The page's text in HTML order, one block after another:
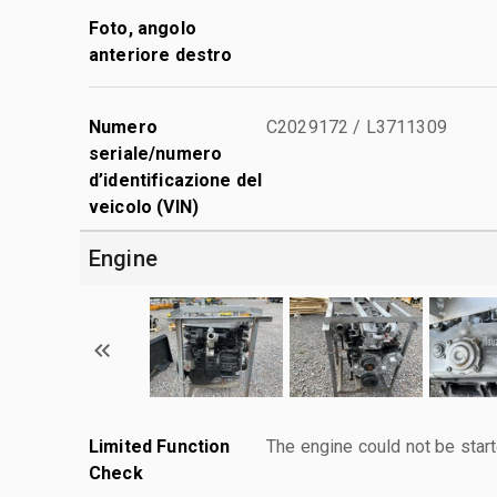
Foto, angolo
anteriore destro
Numero
seriale/numero
d’identificazione del
veicolo (VIN)
C2029172 / L3711309
Engine
Limited Function
Check
The engine could not be